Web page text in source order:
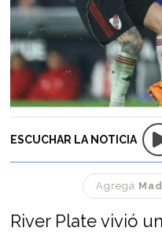
ESCUCHAR LA NOTICIA
Agregá
River Plate vivió